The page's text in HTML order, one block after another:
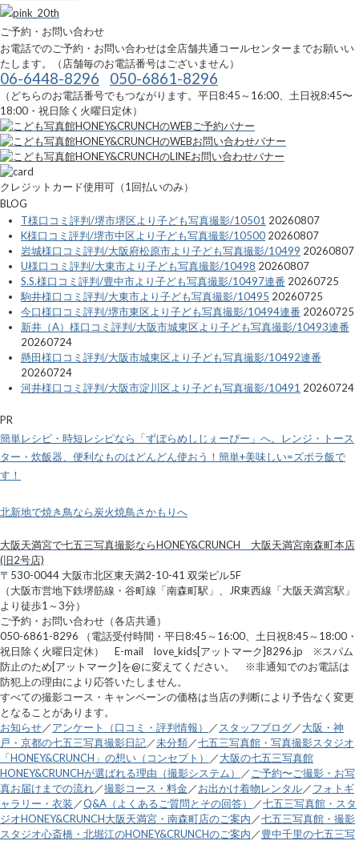
ご予約・お問い合わせ
お電話でのご予約・お問い合わせは全店舗共通コールセンターまでお願いい
たします。（店舗毎のお電話番号はございません）
06-6448-8296 050-6861-8296
（どちらのお電話番号でもつながります。平日8:45～16:00、土日祝8:45〜
18:00・祝日除く火曜日定休）
クレジットカード使用可（1回払いのみ）
BLOG
T様口コミ評判/堺市堺区より子ども写真撮影/10501 20260807
K様口コミ評判/堺市中区より子ども写真撮影/10500 20260807
岩城様口コミ評判/大阪府松原市より子ども写真撮影/10499 20260807
U様口コミ評判/大東市より子ども写真撮影/10498 20260807
S.S.様口コミ評判/豊中市より子ども写真撮影/10497連番 20260725
駒井様口コミ評判/大東市より子ども写真撮影/10495 20260725
今口様口コミ評判/堺市東区より子ども写真撮影/10494連番 20260725
新井（A）様口コミ評判/大阪市城東区より子ども写真撮影/10493連番
20260724
懸田様口コミ評判/大阪市城東区より子ども写真撮影/10492連番
20260724
河井様口コミ評判/大阪市淀川区より子ども写真撮影/10491 20260724
PR
簡単レシピ・時短レシピなら「ずぼらめしじぇーぴー」へ。レンジ・トース
ター・炊飯器、便利なものはどんどん使おう！簡単+美味しい=ズボラ飯で
す！
北新地で焼き鳥なら炭火焼鳥さかもりへ
大阪天満宮で七五三写真撮影ならHONEY&CRUNCH 大阪天満宮南森町本店
(旧2号店)
〒530-0044 大阪市北区東天満2-10-41 双栄ビル5F
（大阪市営地下鉄堺筋線・谷町線「南森町駅」、JR東西線「大阪天満宮駅」
より徒歩1～3分）
ご予約・お問い合わせ（各店共通）
050-6861-8296 （電話受付時間・平日8:45～16:00、土日祝8:45～18:00・
祝日除く火曜日定休） E-mail love_kids[アットマーク]8296.jp ※スパム
防止のため[アットマーク]を@に変えてください。 ※非通知でのお電話は
防犯上の理由により応答いたしません。
すべての撮影コース・キャンペーンの価格は当店の判断により予告なく変更
となることがあります。
お知らせ／アンケート（口コミ・評判情報） ／ スタッフブログ／大阪・神
戸・京都の七五三写真撮影日記／未分類／七五三写真館・写真撮影スタジオ
「HONEY&CRUNCH」の想い（コンセプト）
／大阪の七五三写真館
HONEY&CRUNCHが選ばれる理由（撮影システム）
／ ご予約〜ご撮影・お写
真お届けまでの流れ／撮影コース・料金／お出かけ着物レンタル／フォトギ
ャラリー・衣装 ／Q&A（よくあるご質問とその回答） ／七五三写真館・スタ
ジオHONEY&CRUNCH大阪天満宮・南森町店のご案内 ／七五三写真館・撮影
スタジオ心斎橋・北堀江のHONEY&CRUNCHのご案内 ／豊中千里の七五三写